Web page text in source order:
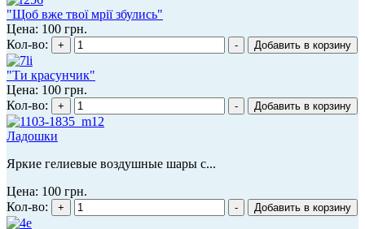
"Щоб вже твої мрії збулись"
Цена: 100 грн.
Кол-во:
"Ти красунчик"
Цена: 100 грн.
Кол-во:
Ладошки
Яркие гелиевые воздушные шары с...
Цена: 100 грн.
Кол-во: